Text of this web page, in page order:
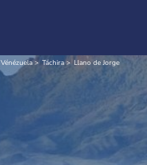
Vénézuela Táchira Llano de Jorge